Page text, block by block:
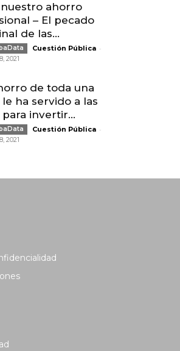
ahorro
– El pecado
de las...
Cuestión Pública -
2021
de toda una
ha servido a las
para invertir...
Cuestión Pública -
2021